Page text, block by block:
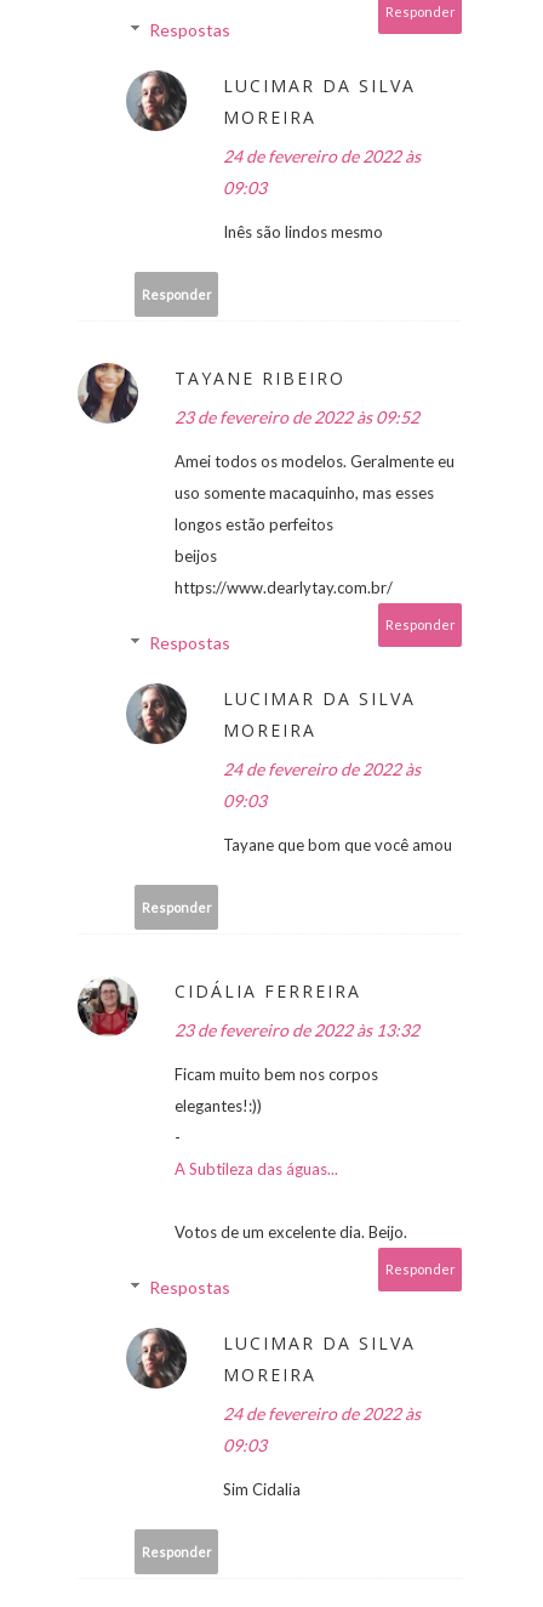
Responder
Respostas
LUCIMAR DA SILVA
MOREIRA
24 de fevereiro de 2022 às
09:03
Inês são lindos mesmo
Responder
TAYANE RIBEIRO
23 de fevereiro de 2022 às 09:52
Amei todos os modelos. Geralmente eu
uso somente macaquinho, mas esses
longos estão perfeitos
beijos
https://www.dearlytay.com.br/
Responder
Respostas
LUCIMAR DA SILVA
MOREIRA
24 de fevereiro de 2022 às
09:03
Tayane que bom que você amou
Responder
CIDÁLIA FERREIRA
23 de fevereiro de 2022 às 13:32
Ficam muito bem nos corpos
elegantes!:))
-
A Subtileza das águas...
Votos de um excelente dia. Beijo.
Responder
Respostas
LUCIMAR DA SILVA
MOREIRA
24 de fevereiro de 2022 às
09:03
Sim Cidalia
Responder